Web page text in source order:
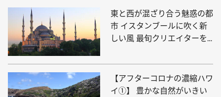
東と西が混ざり合う魅惑の都
市 イスタンブールに吹く新
しい風 最旬クリエイターを
【アフターコロナの濃縮ハワ
イ①】 豊かな自然がいきい